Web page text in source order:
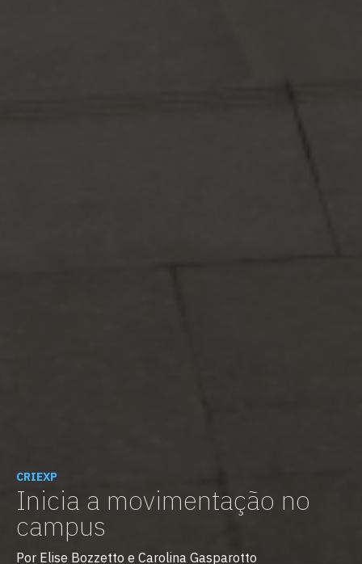
CRIEXP
Inicia a movimentação no
campus
Por Elise Bozzetto e Carolina Gasparotto